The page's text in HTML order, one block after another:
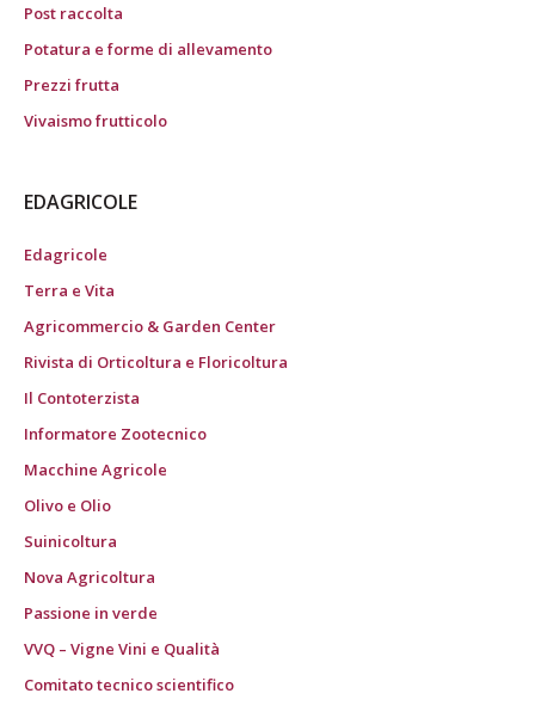
Post raccolta
Potatura e forme di allevamento
Prezzi frutta
Vivaismo frutticolo
EDAGRICOLE
Edagricole
Terra e Vita
Agricommercio & Garden Center
Rivista di Orticoltura e Floricoltura
Il Contoterzista
Informatore Zootecnico
Macchine Agricole
Olivo e Olio
Suinicoltura
Nova Agricoltura
Passione in verde
VVQ – Vigne Vini e Qualità
Comitato tecnico scientifico